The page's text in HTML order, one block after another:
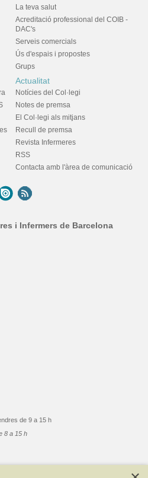
La teva salut
Acreditació professional del COIB -
DAC's
Serveis comercials
Ús d'espais i propostes
Grups
Actualitat
Notícies del Col·legi
Notes de premsa
El Col·legi als mitjans
Recull de premsa
Revista Infermeres
RSS
Contacta amb l'àrea de comunicació
i Infermers de Barcelona
de 9 a 15 h
8 a 15 h